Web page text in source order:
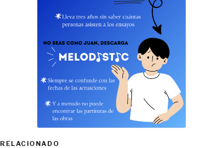
RELACIONADO